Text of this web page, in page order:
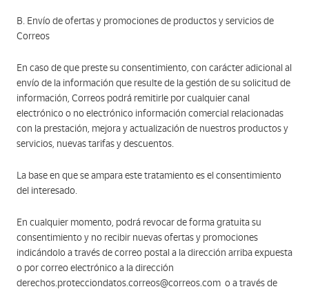
B. Envío de ofertas y promociones de productos y servicios de
Correos
En caso de que preste su consentimiento, con carácter adicional al
envío de la información que resulte de la gestión de su solicitud de
información, Correos podrá remitirle por cualquier canal
electrónico o no electrónico información comercial relacionadas
con la prestación, mejora y actualización de nuestros productos y
servicios, nuevas tarifas y descuentos.
La base en que se ampara este tratamiento es el consentimiento
del interesado.
En cualquier momento, podrá revocar de forma gratuita su
consentimiento y no recibir nuevas ofertas y promociones
indicándolo a través de correo postal a la dirección arriba expuesta
o por correo electrónico a la dirección
derechos.protecciondatos.correos@correos.com o a través de